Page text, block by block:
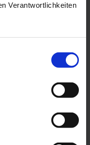
Verantwortlichkeiten